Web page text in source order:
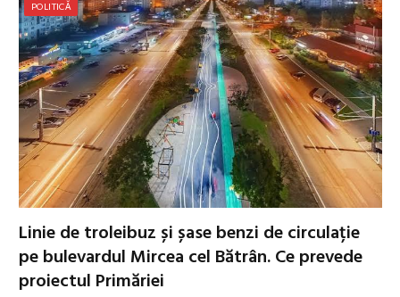
POLITICĂ
Linie de troleibuz și șase benzi de circulație
pe bulevardul Mircea cel Bătrân. Ce prevede
proiectul Primăriei